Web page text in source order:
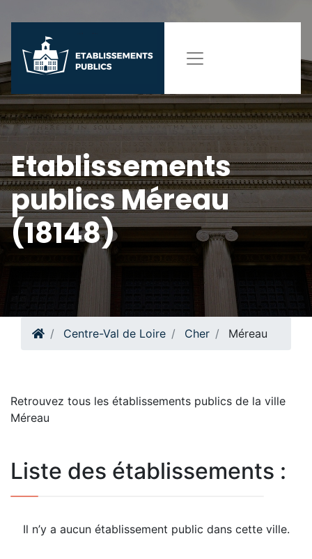
Etablissements
publics Méreau
(18148)
Centre-Val de Loire Cher Méreau
Retrouvez tous les établissements publics de la ville
Méreau
Liste des établissements :
Il n’y a aucun établissement public dans cette ville.